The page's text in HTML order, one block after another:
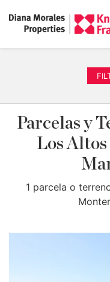
Parcelas y
Los
1 parcela o